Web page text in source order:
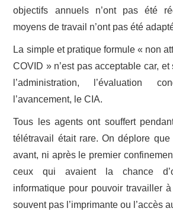
objectifs annuels n’ont pas été
moyens de travail n’ont pas été
La simple et pratique formule « non
COVID » n’est pas acceptable car,
l’administration, l’évaluation
l’avancement, le CIA.
Tous les agents ont souffert
télétravail était rare. On déplore que
avant, ni après le premier
ceux qui avaient la chance
informatique pour pouvoir travailler
souvent pas l’imprimante ou l’accès